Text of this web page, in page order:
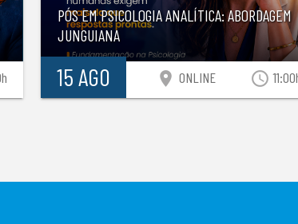
PÓS EM PSICOLOGIA ANALÍTICA: ABORDAGEM
JUNGUIANA
15 AGO location_on ONLINE access_time